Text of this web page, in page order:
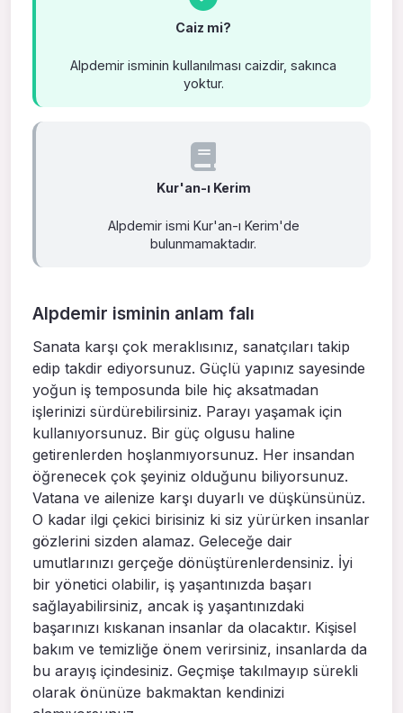
Caiz mi?
Alpdemir isminin kullanılması caizdir, sakınca
yoktur.
Kur'an-ı Kerim
Alpdemir ismi Kur'an-ı Kerim'de
bulunmamaktadır.
Alpdemir isminin anlam falı
Sanata karşı çok meraklısınız, sanatçıları takip
edip takdir ediyorsunuz. Güçlü yapınız sayesinde
yoğun iş temposunda bile hiç aksatmadan
işlerinizi sürdürebilirsiniz. Parayı yaşamak için
kullanıyorsunuz. Bir güç olgusu haline
getirenlerden hoşlanmıyorsunuz. Her insandan
öğrenecek çok şeyiniz olduğunu biliyorsunuz.
Vatana ve ailenize karşı duyarlı ve düşkünsünüz.
O kadar ilgi çekici birisiniz ki siz yürürken insanlar
gözlerini sizden alamaz. Geleceğe dair
umutlarınızı gerçeğe dönüştürenlerdensiniz. İyi
bir yönetici olabilir, iş yaşantınızda başarı
sağlayabilirsiniz, ancak iş yaşantınızdaki
başarınızı kıskanan insanlar da olacaktır. Kişisel
bakım ve temizliğe önem verirsiniz, insanlarda da
bu arayış içindesiniz. Geçmişe takılmayıp sürekli
olarak önünüze bakmaktan kendinizi